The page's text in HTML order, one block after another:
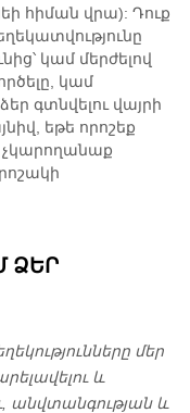
հիման վրա): Դուք
կամ մերժելով
կամ
գտնվելու վայրի
եթե որոշեք
չկարողանաք
ՁԵՐ
մեր
և
անվտանգության և